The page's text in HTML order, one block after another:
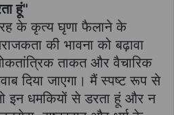
हूं"
के कृत्य घृणा फैलाने के
की भावना को बढ़ावा
ताकत और वैचारिक
दिया जाएगा। मैं स्पष्ट रूप से
इन धमकियों से डरता हूं और न